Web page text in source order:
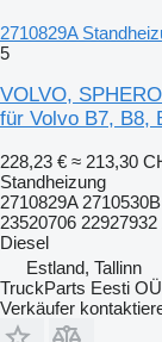
2710829A
5
VOLVO,
für Volvo B7, B8,
228,23 € ≈ 213,30
Standheizung
2710829A
23520706
Diesel
Estland, Tallinn
TruckParts Eesti OÜ
Verkäufer